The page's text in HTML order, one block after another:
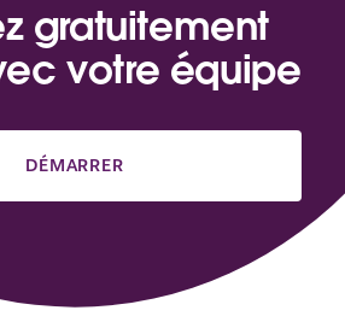
gratuitement
votre équipe
DÉMARRER